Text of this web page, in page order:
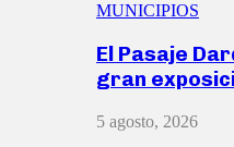
MUNICIPIOS
El Pasaje
gran
5 agosto, 2026